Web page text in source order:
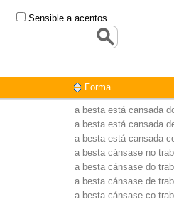
Sensible a acentos
Forma
a besta está cansada
a besta está cansada
a besta está cansada
a besta cánsase no
a besta cánsase do
a besta cánsase de
a besta cánsase co